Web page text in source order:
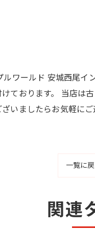
ワールド 安城西尾
ております。 当店は
いましたらお気軽にご
一覧に
関連